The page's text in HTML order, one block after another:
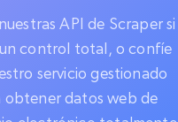
API de Scraper si
control total, o confíe
servicio gestionado
obtener datos web de